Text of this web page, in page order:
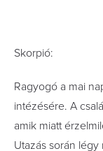
Skorpió:
Ragyogó a mai
intézésére. A
amik miatt
Utazás során